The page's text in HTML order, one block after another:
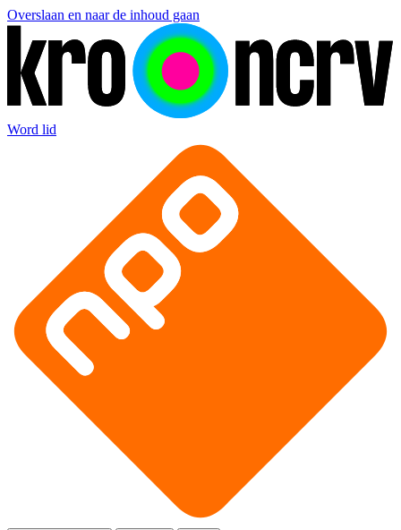
Overslaan en naar de inhoud gaan
Word lid